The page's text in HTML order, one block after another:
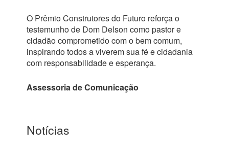
O Prêmio Construtores do Futuro reforça o
testemunho de Dom Delson como pastor e
cidadão comprometido com o bem comum,
inspirando todos a viverem sua fé e cidadania
com responsabilidade e esperança.
Assessoria de Comunicação
Notícias